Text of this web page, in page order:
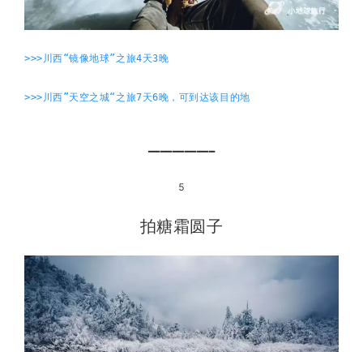
>>>川西“镜像地球”之旅4天3晚
>>>川西”天空之城“之旅7天6晚，可到达该目的地
━━━━━━━━━━━
5
拍糖霜圆子